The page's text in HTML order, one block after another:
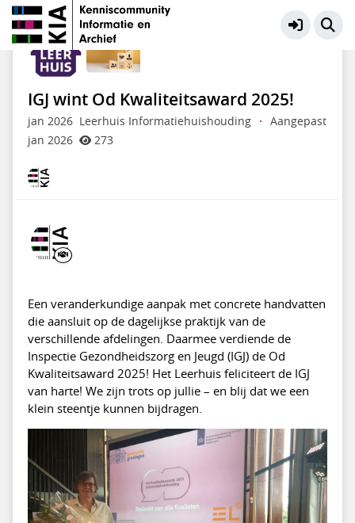
Professionele vaardigheden
IGJ wint Od Kwaliteitsaward 2025!
jan 2026 Leerhuis Informatiehuishouding ·
Aangepast
jan 2026
273
Een veranderkundige aanpak met concrete handvatten
die aansluit op de dagelijkse praktijk van de
verschillende afdelingen. Daarmee verdiende de
Inspectie Gezondheidszorg en Jeugd (IGJ) de Od
Kwaliteitsaward 2025! Het Leerhuis feliciteert de IGJ
van harte! We zijn trots op jullie – en blij dat we een
klein steentje kunnen bijdragen.